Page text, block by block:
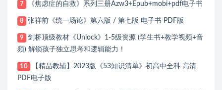
7 《焦虑症的自救》系列三册Azw3+Epub+mobi+pdf电子书
8 张祥前《统一场论》第六版 / 第七版 电子书 PDF版
9
剑桥顶级教材《Unlock》1-5级资源 (学生书+教学视频+音
频) 解锁孩子独立思考和逻辑能力！
10
【精品教辅】2023版《53知识清单》初高中全科 高清
PDF电子版